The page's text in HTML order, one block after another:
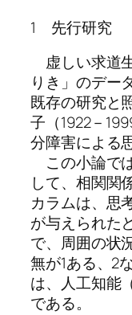
1 先行研究
虚しい求道
りき」のデー
既存の研究と
子（1922－
分障害による
この小論で
して、相関関
カラムは、思
が与えられた
で、周囲の状
無が1ある、2
は、人工知能
である。